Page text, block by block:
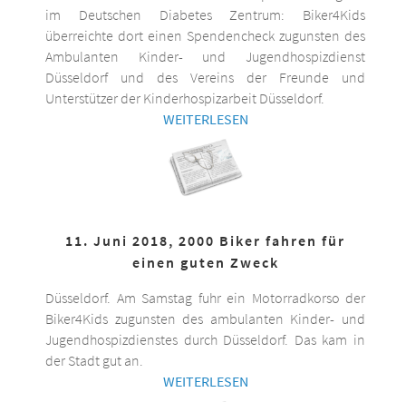
im Deutschen Diabetes Zentrum: Biker4Kids
überreichte dort einen Spendencheck zugunsten des
Ambulanten Kinder- und Jugendhospizdienst
Düsseldorf und des Vereins der Freunde und
Unterstützer der Kinderhospizarbeit Düsseldorf.
WEITERLESEN
11. Juni 2018, 2000 Biker fahren für
einen guten Zweck
Düsseldorf. Am Samstag fuhr ein Motorradkorso der
Biker4Kids zugunsten des ambulanten Kinder- und
Jugendhospizdienstes durch Düsseldorf. Das kam in
der Stadt gut an.
WEITERLESEN